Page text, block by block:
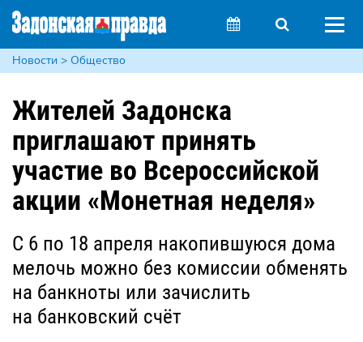
Новости > Общество
Жителей Задонска
приглашают принять
участие во Всероссийской
акции «Монетная неделя»
С 6 по 18 апреля накопившуюся дома
мелочь можно без комиссии обменять
на банкноты или зачислить
на банковский счёт